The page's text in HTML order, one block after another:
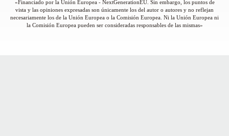
«Financiado por la Unión Europea - NextGenerationEU. Sin embargo, los puntos de
vista y las opiniones expresadas son únicamente los del autor o autores y no reflejan
necesariamente los de la Unión Europea o la Comisión Europea. Ni la Unión Europea ni
la Comisión Europea pueden ser consideradas responsables de las mismas»